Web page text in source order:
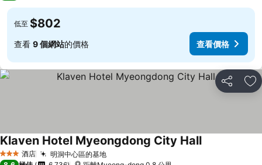
低至 $802
查看 9 個網站的價格 查看價格
分享 放
3 星級 酒店 明洞中心區的基地
Klaven Hotel Myeongdong City Hall